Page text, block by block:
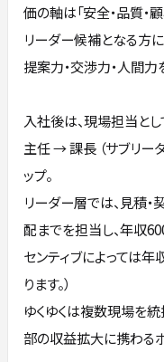
価の軸は「安全・品質・
リーダー候補となる方
提案力・交渉力・人間力
入社後は、現場担当と
主任 → 課長 （サブリー
ップ。
リーダー層では、見積
配までを担当し、年収
センティブによっては
ります。）
ゆくゆくは複数現場を
部の収益拡大に携わる